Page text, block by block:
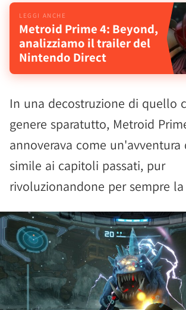
Metroid Prime 4: Beyond,
analizziamo il trailer del
Nintendo Direct
In una decostruzione di quello
genere sparatutto, Metroid
annoverava come
simile ai capitoli passati, pur
rivoluzionandone per sempre